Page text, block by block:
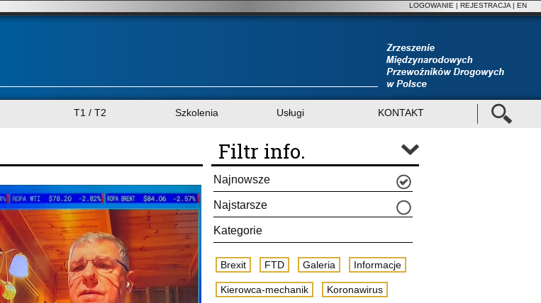
LOGOWANIE | REJESTRACJA | EN
T1 / T2 Szkolenia Usługi KONTAKT
Filtr info.
Najnowsze
Najstarsze
Kategorie
Brexit FTD Galeria Informacje
Kierowca-mechanik Koronawirus